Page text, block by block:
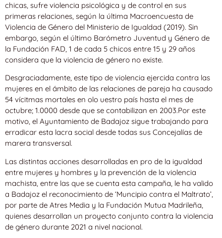
chicas, sufre violencia psicológica y de control en sus
primeras relaciones, según la última Macroencuesta de
Violencia de Género del Ministerio de Igualdad (2019). Sin
embargo, según el último Barómetro Juventud y Género de
la Fundación FAD, 1 de cada 5 chicos entre 15 y 29 años
considera que la violencia de género no existe.
Desgraciadamente, este tipo de violencia ejercida contra las
mujeres en el ámbito de las relaciones de pareja ha causado
54 vícitmas mortales en olo uestro país hasta el mes de
octubre; 1.0000 desde que se contabilizan en 2003.Por este
motivo, el Ayuntamiento de Badajoz sigue trabajando para
erradicar esta lacra social desde todas sus Concejalías de
marera transversal.
Las distintas acciones desarrolladas en pro de la igualdad
entre mujeres y hombres y la prevención de la violencia
machista, entre las que se cuenta esta campaña, le ha valido
a Badajoz el reconocimiento de ‘Muncipio contra el Maltrato’,
por parte de Atres Media y la Fundación Mutua Madrileña,
quienes desarrollan un proyecto conjunto contra la violencia
de género durante 2021 a nivel nacional.